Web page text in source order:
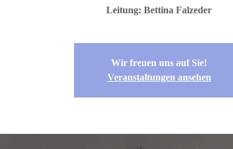
Wir freuen uns auf Sie!
Veranstaltungen ansehen